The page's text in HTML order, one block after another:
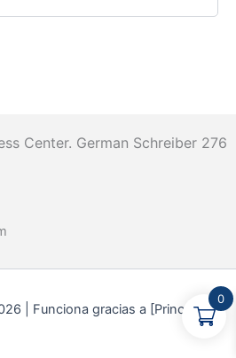
Center. German Schreiber 276
| Funciona gracias a [Princonser]
0